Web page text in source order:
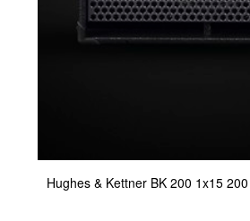
Hughes & Kettner BK 200 1x15